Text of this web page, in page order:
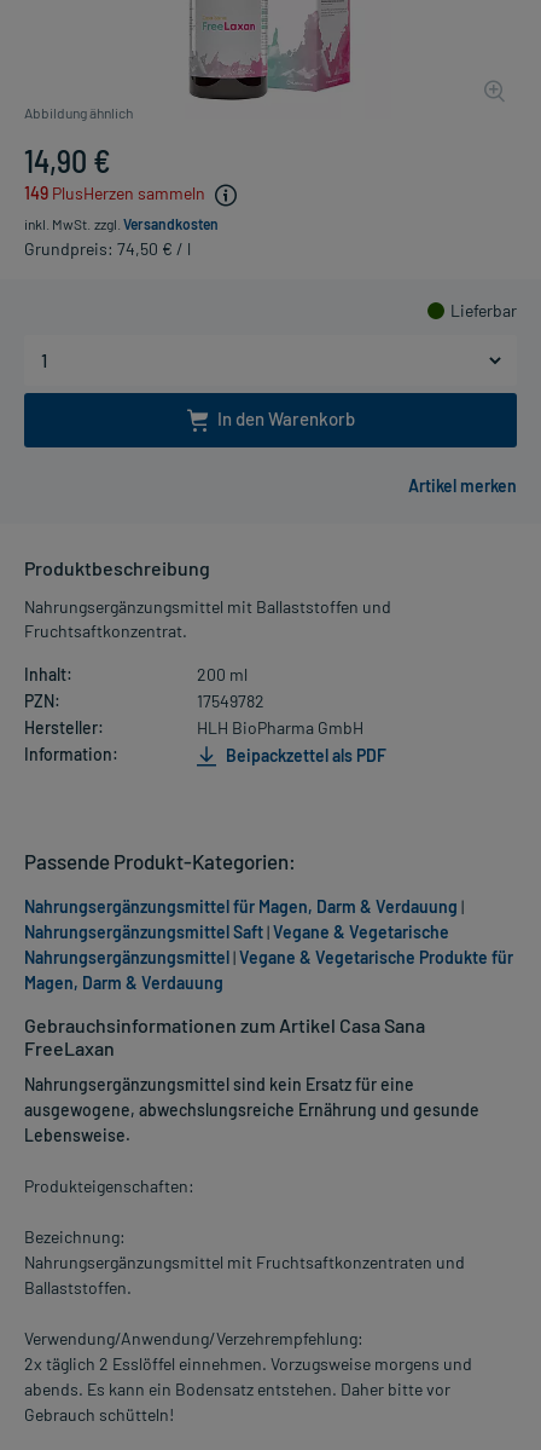
Abbildung ähnlich
14,90 €
149 PlusHerzen sammeln
inkl. MwSt. zzgl. Versandkosten
Grundpreis: 74,50 € / l
Lieferbar
In den Warenkorb
Produktbeschreibung
Nahrungsergänzungsmittel mit Ballaststoffen und
Fruchtsaftkonzentrat.
Inhalt:
200 ml
PZN:
17549782
Hersteller:
HLH BioPharma GmbH
Information:
Beipackzettel als PDF
Gebrauchsinformationen zum Artikel Casa Sana
FreeLaxan
Nahrungsergänzungsmittel sind kein Ersatz für eine
ausgewogene, abwechslungsreiche Ernährung und gesunde
Lebensweise.
Produkteigenschaften:
Bezeichnung:
Nahrungsergänzungsmittel mit Fruchtsaftkonzentraten und
Ballaststoffen.
Verwendung/Anwendung/Verzehrempfehlung:
2x täglich 2 Esslöffel einnehmen. Vorzugsweise morgens und
abends. Es kann ein Bodensatz entstehen. Daher bitte vor
Gebrauch schütteln!
Passende Produkt-Kategorien:
Nahrungsergänzungsmittel für Magen, Darm & Verdauung |
Nahrungsergänzungsmittel Saft|Vegane & Vegetarische
Nahrungsergänzungsmittel|Vegane & Vegetarische Produkte für
Magen, Darm & Verdauung